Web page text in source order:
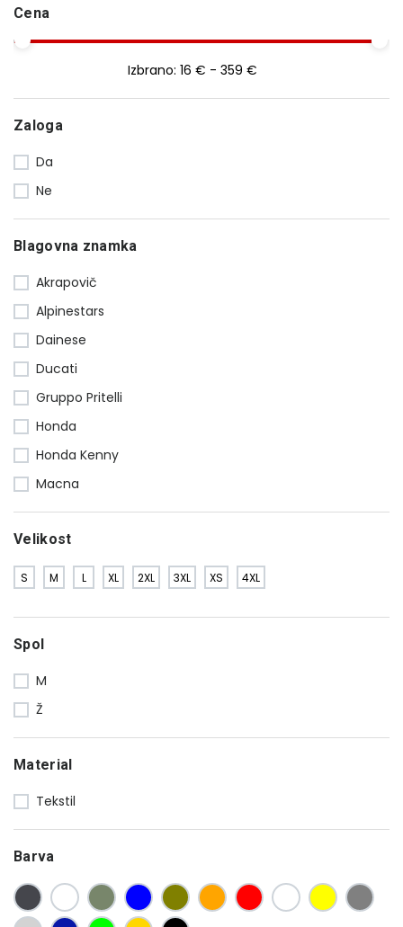
Cena
Izbrano: 16 € - 359 €
Zaloga
Da
Ne
Blagovna znamka
Akrapovič
Alpinestars
Dainese
Ducati
Gruppo Pritelli
Honda
Honda Kenny
Macna
Velikost
S M L XL 2XL 3XL XS 4XL
Spol
M
Ž
Material
Tekstil
Barva